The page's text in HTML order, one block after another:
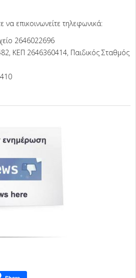
να επικοινωνείτε τηλεφωνικά:
2646022696
ΚΕΠ 2646360414, Παιδικός Σταθμός